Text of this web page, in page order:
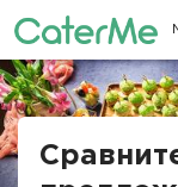
Строка